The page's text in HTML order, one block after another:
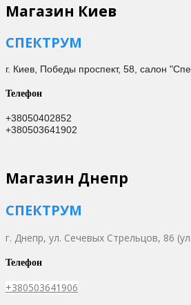
Магазин Киев
СПЕКТРУМ
г. Киев, Победы проспект, 58, салон
Телефон
+38050402852
+380503641902
Магазин Днепр
СПЕКТРУМ
г. Днепр, ул. Сечевых Стрельцов, 86
Телефон
+380503641906